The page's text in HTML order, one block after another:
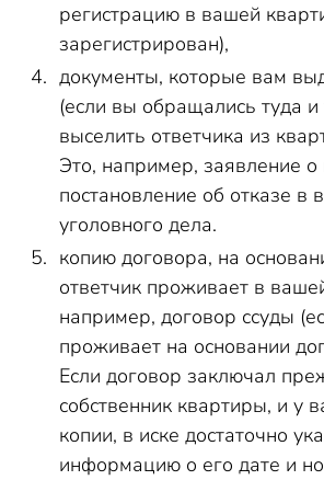
регистрацию в вашей
зарегистрирован),
документы, которые вам
(если вы обращались туда и
выселить ответчика из
Это, например, заявление о
постановление об отказе в
уголовного дела.
копию договора, на
ответчик проживает в
например, договор ссуды
проживает на основании
Если договор заключал
собственник квартиры, и у
копии, в иске достаточно
информацию о его дате и